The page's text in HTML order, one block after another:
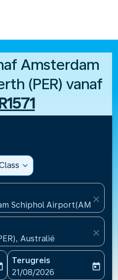
Amsterdam
(PER) vanaf
expand_more
Schiphol Airport(AMS),
close
Australië
close
aria-label
Terugreis
fc-booking-return-date-
21/08/2026
today